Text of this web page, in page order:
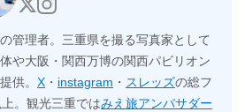
管理者。三重県を撮る写真家として
や大阪・関西万博の関西パビリオン
供。 X ・ instagram ・ スレッズの総フ
。観光三重ではみえ旅アンバサダー